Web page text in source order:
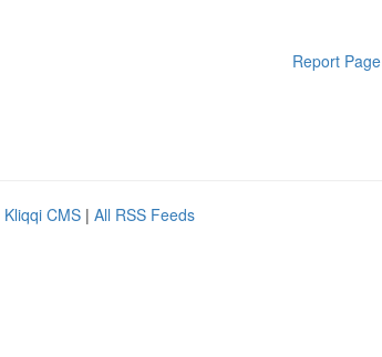
Report Page
Kliqqi CMS | All RSS Feeds